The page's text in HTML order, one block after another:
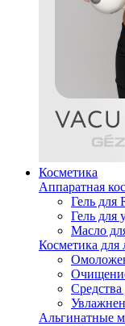
Косметика
Аппаратная
Гель для
Гель для
Масло
Косметика для
Альгинатные